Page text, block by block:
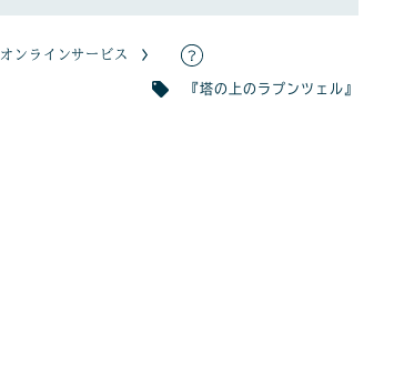
オンラインサービス
『塔の上のラプンツェル』